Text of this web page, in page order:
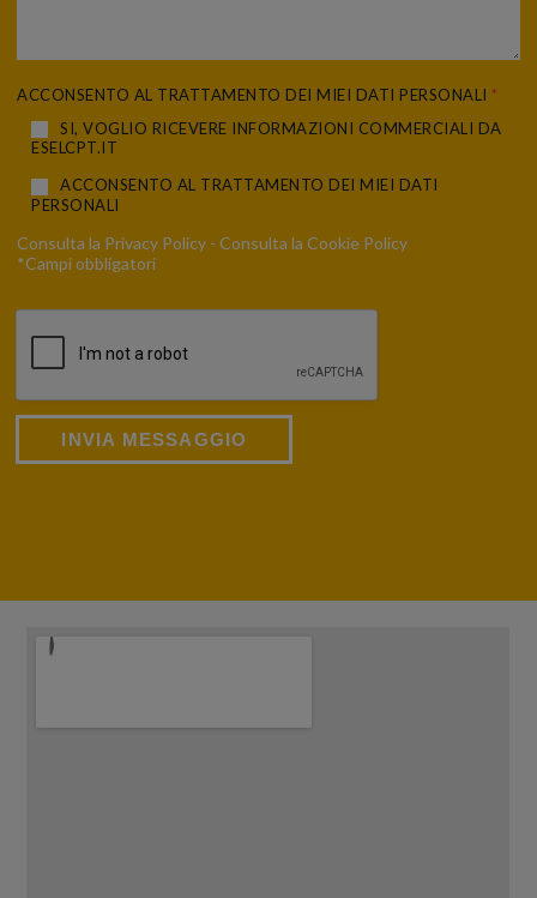
ACCONSENTO AL TRATTAMENTO DEI MIEI DATI PERSONALI *
SI, VOGLIO RICEVERE INFORMAZIONI COMMERCIALI DA
ESELCPT.IT
ACCONSENTO AL TRATTAMENTO DEI MIEI DATI
PERSONALI
Consulta la Privacy Policy - Consulta laCookie Policy
*Campi obbligatori
INVIA MESSAGGIO